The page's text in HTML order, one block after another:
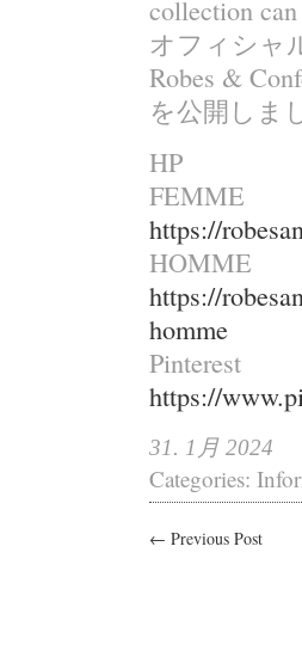
collection
オフィシャ
Robes &
を公開しま
HP
FEMME
https://
HOMME
https://
homme
Pinterest
https://
31. 1月 2024
Categories:
← Previous Post